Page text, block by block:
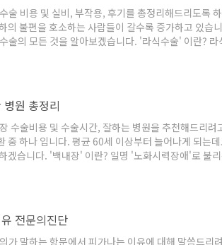
술 비용 및 실비, 부작용, 후기를 총정리해드리도록
의 불편을 호소하는 사람들이 갈수록 증가하고 있습
술의 모든 것을 알아보겠습니다. '라식수술' 이란?
을 벗겨내야 하기 때문에, 사전에 매우 정밀한 검사
원 총정리
수술비용 및 수술시간, 잘하는 병원을 추천해드리
중 하나 입니다. 평균 60세 이상부터 늘어나게 되는
겠습니다. '백내장' 이란? 일명 '노화시력장애'로 불
뇨, 음주, 유전, 흡연 등의 요인으로도 발생하며 임
전문의진단
가 말하는 항문에서 피가나는 이유에 대해 말씀드리